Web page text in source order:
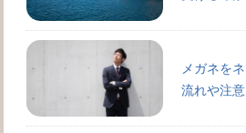
メガネを
流れや注